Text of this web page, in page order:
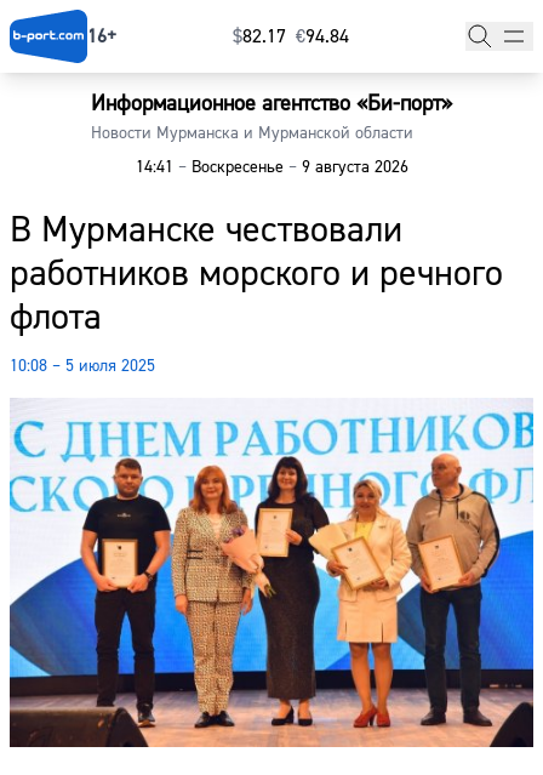
16+ $⁠82.17 €⁠94.84
Информационное агентство «Би-порт»
Новости Мурманска и Мурманской области
14:41 –Воскресенье –9 августа 2026
В Мурманске чествовали
работников морского и речного
флота
10:08 – 5 июля 2025
Главная
Наши гости
Фоторепортажи
Погода
Курсы валют